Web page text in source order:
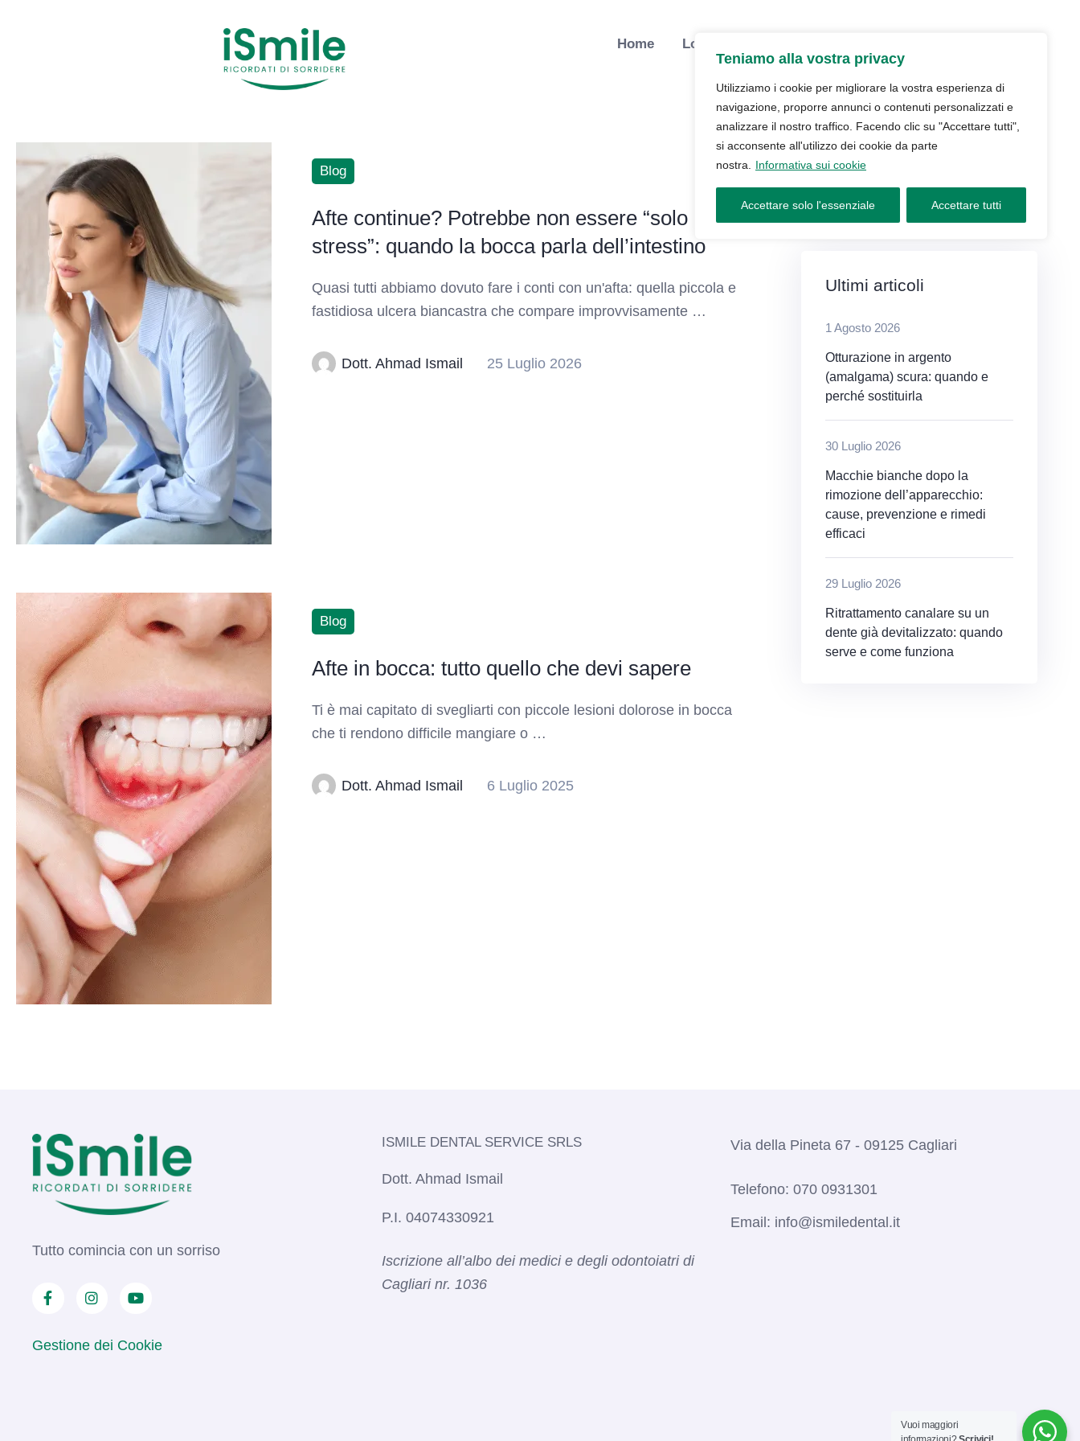
Teniamo alla vostra privacy
Utilizziamo i cookie per migliorare la vostra esperienza di
navigazione, proporre annunci o contenuti personalizzati e
analizzare il nostro traffico. Facendo clic su "Accettare tutti",
si acconsente all'utilizzo dei cookie da parte
nostra.
Informativa sui cookie
Accettare solo l'essenziale Accettare tutti
Home Lo Studio
Blog
Afte continue? Potrebbe non essere “solo
stress”: quando la bocca parla dell’intestino
Quasi tutti abbiamo dovuto fare i conti con un'afta: quella piccola e
fastidiosa ulcera biancastra che compare improvvisamente …
Dott. Ahmad Ismail 25 Luglio 2026
Blog
Afte in bocca: tutto quello che devi sapere
Ti è mai capitato di svegliarti con piccole lesioni dolorose in bocca
che ti rendono difficile mangiare o …
Dott. Ahmad Ismail 6 Luglio 2025
Ultimi articoli
1 Agosto 2026
Otturazione in argento
(amalgama) scura: quando e
perché sostituirla
30 Luglio 2026
Macchie bianche dopo la
rimozione dell’apparecchio:
cause, prevenzione e rimedi
efficaci
29 Luglio 2026
Ritrattamento canalare su un
dente già devitalizzato: quando
serve e come funziona
Tutto comincia con un sorriso
Gestione dei Cookie
ISMILE DENTAL SERVICE SRLS​
Dott. Ahmad Ismail
P.I. 04074330921
Iscrizione all’albo dei medici e degli odontoiatri di
Cagliari nr. 1036​
Via della Pineta 67 - 09125 Cagliari
Telefono: 070 0931301
Email: info@ismiledental.it
Vuoi maggiori